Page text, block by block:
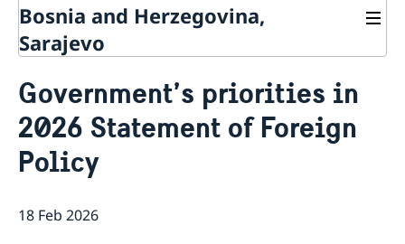
Bosnia and Herzegovina,
Sarajevo
About us
Data protection policy
Current
Government’s priorities in
2026 Statement of Foreign
Policy
18 Feb 2026